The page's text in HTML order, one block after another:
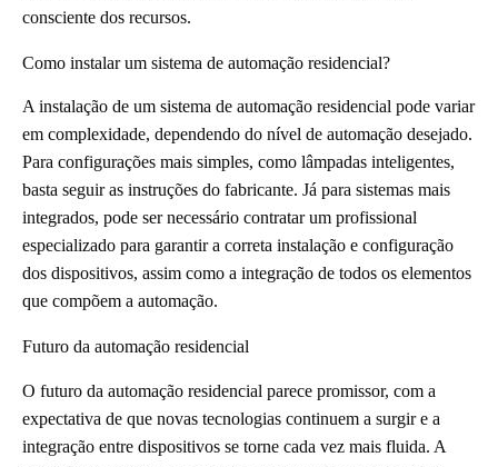
consciente dos recursos.
Como instalar um sistema de automação residencial?
A instalação de um sistema de automação residencial pode variar
em complexidade, dependendo do nível de automação desejado.
Para configurações mais simples, como lâmpadas inteligentes,
basta seguir as instruções do fabricante. Já para sistemas mais
integrados, pode ser necessário contratar um profissional
especializado para garantir a correta instalação e configuração
dos dispositivos, assim como a integração de todos os elementos
que compõem a automação.
Futuro da automação residencial
O futuro da automação residencial parece promissor, com a
expectativa de que novas tecnologias continuem a surgir e a
integração entre dispositivos se torne cada vez mais fluida. A